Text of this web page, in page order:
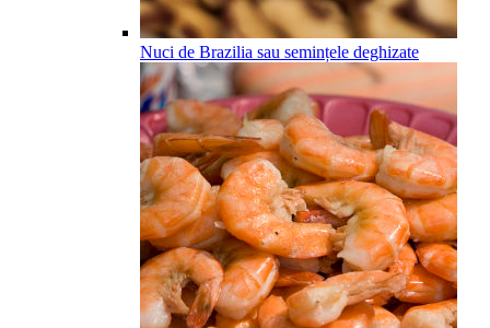
Nuci de Brazilia sau semințele deghizate